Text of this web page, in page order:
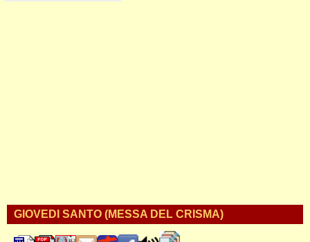
GIOVEDI SANTO (MESSA DEL CRISMA)